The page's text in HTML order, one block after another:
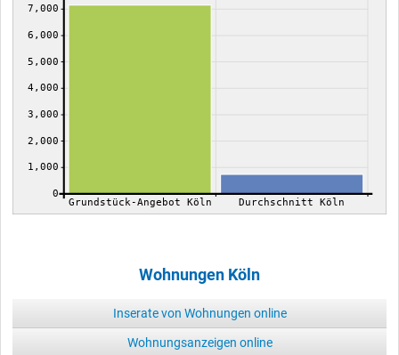
0
1,000
2,000
3,000
4,000
5,000
6,000
7,000
Grundstück-Angebot Köln Durchschnitt Köln
Wohnungen Köln
Inserate von Wohnungen online
Wohnungsanzeigen online